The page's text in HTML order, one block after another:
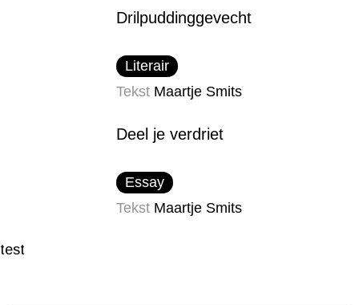
Drilpudding​gevecht
Literair
Tekst Maartje Smits
Deel je verdriet
Essay
Tekst Maartje Smits
test